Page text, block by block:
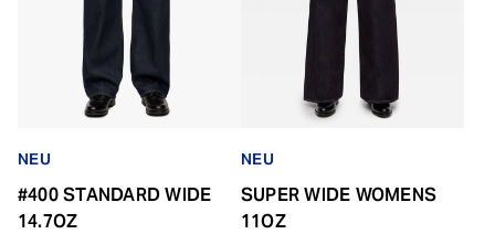
NEU
#400 STANDARD WIDE
14.7OZ
NEU
SUPER WIDE WOMENS
11OZ